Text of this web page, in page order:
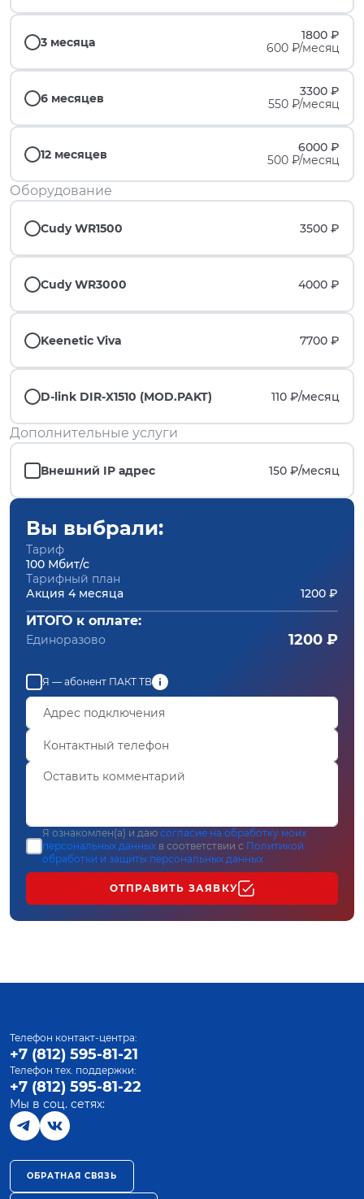
3 месяца
1800 ₽
600 ₽/месяц
6 месяцев
3300 ₽
550 ₽/месяц
12 месяцев
6000 ₽
500 ₽/месяц
Оборудование
Cudy WR1500 3500 ₽
Cudy WR3000 4000 ₽
Keenetic Viva 7700 ₽
D-link DIR-X1510 (MOD.PAKT) 110 ₽/месяц
Дополнительные услуги
Внешний IP адрес 150 ₽/месяц
Вы выбрали:
Тариф
100 Мбит/с
Тарифный план
Акция 4 месяца
1200 ₽
ИТОГО к оплате:
Единоразово 1200 ₽
Я — абонент ПАКТ ТВ
Я ознакомлен(а) и даю согласие на обработку моих
персональных данных в соответствии с Политикой
обработки и защиты персональных данных
ОТПРАВИТЬ ЗАЯВКУ
Телефон контакт-центра:
+7 (812) 595-81-21
Телефон тех. поддержки:
+7 (812) 595-81-22
Мы в соц. сетях:
ОБРАТНАЯ СВЯЗЬ